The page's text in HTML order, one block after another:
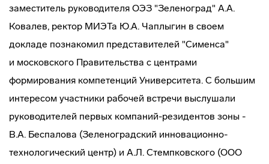
заместитель руководителя ОЭЗ "Зеленоград" А.А.
Ковалев, ректор МИЭТа Ю.А. Чаплыгин в своем
докладе познакомил представителей "Сименса"
и московского Правительства с центрами
формирования компетенций Университета. С большим
интересом участники рабочей встречи выслушали
руководителей первых компаний-резидентов зоны -
В.А. Беспалова (Зеленоградский инновационно-
технологический центр) и А.Л. Стемпковского (ООО